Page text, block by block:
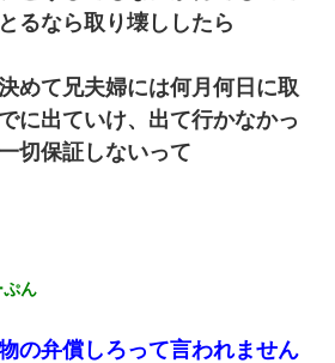
るなら取り壊ししたら
めて兄夫婦には何月何日に取
に出ていけ、出て行かなかっ
切保証しないって
ぷん
の弁償しろって言われません